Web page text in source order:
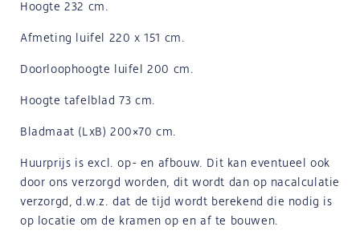
Hoogte 232 cm.
Afmeting luifel 220 x 151 cm.
Doorloophoogte luifel 200 cm.
Hoogte tafelblad 73 cm.
Bladmaat (LxB) 200×70 cm.
Huurprijs is excl. op- en afbouw. Dit kan eventueel ook
door ons verzorgd worden, dit wordt dan op nacalculatie
verzorgd, d.w.z. dat de tijd wordt berekend die nodig is
op locatie om de kramen op en af te bouwen.